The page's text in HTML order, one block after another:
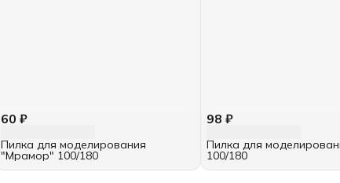
60 ₽
Пилка для моделирования
"Мрамор" 100/180
98 ₽
Пилка для
100/180